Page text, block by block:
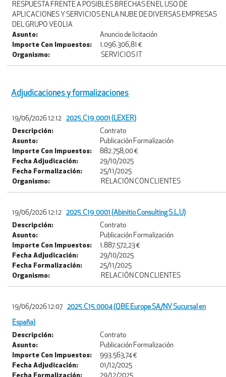
RESPUESTA FRENTE A POSIBLES BRECHAS EN EL USO DE
APLICACIONES Y SERVICIOS EN LA NUBE DE DIVERSAS EMPRESAS
DEL GRUPO VEOLIA
Asunto:
Anuncio de licitación
Importe Con Impuestos:
1.096.306,81 €
Organismo:
SERVICIOS IT
Adjudicaciones y formalizaciones
19/06/2026 12:12 2025_C19_0001 (LEXER)
Descripción:
Contrato
Asunto:
Publicación Formalización
Importe Con Impuestos:
882.758,00 €
Fecha Adjudicación:
29/10/2025
Fecha Formalización:
25/11/2025
Organismo:
RELACIÓN CON CLIENTES
19/06/2026 12:12 2025_C19_0001 (Abinitio Consulting S.L.U)
Descripción:
Contrato
Asunto:
Publicación Formalización
Importe Con Impuestos:
1.887.572,23 €
Fecha Adjudicación:
29/10/2025
Fecha Formalización:
25/11/2025
Organismo:
RELACIÓN CON CLIENTES
19/06/2026 12:07 2025_C15_0004 (QBE Europe SA/NV Sucursal en
España)
Descripción:
Contrato
Asunto:
Publicación Formalización
Importe Con Impuestos:
993.563,74 €
Fecha Adjudicación:
01/12/2025